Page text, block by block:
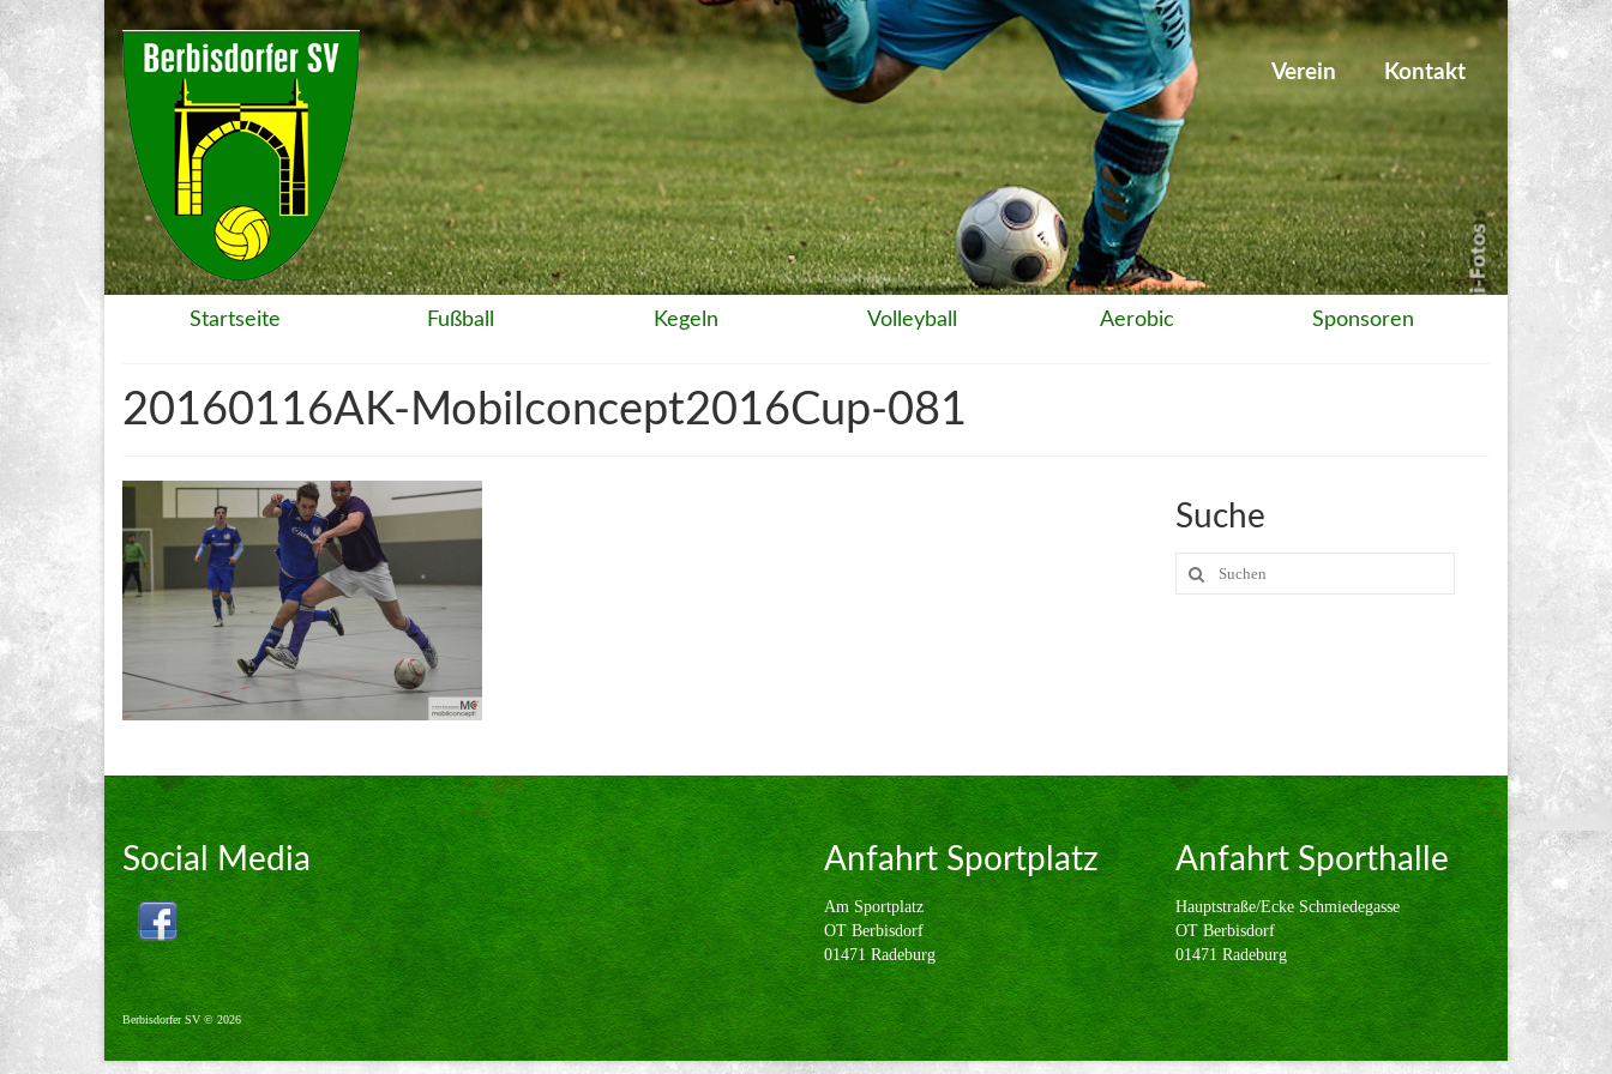
Verein Kontakt
Startseite Fußball Kegeln Volleyball Aerobic Sponsoren
20160116AK-Mobilconcept2016Cup-081
Suche
Suche
nach:
Social Media Anfahrt Sportplatz
Am Sportplatz
OT Berbisdorf
01471 Radeburg
Anfahrt Sporthalle
Hauptstraße/Ecke Schmiedegasse
OT Berbisdorf
01471 Radeburg
Berbisdorfer SV © 2026